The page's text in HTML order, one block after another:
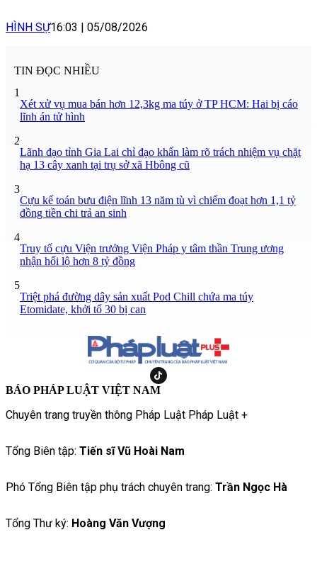
HÌNH SỰ16:03 05/08/2026
TIN ĐỌC NHIỀU
1
Xét xử vụ mua bán hơn 12,3kg ma túy ở TP HCM: Hai bị cáo
lĩnh án tử hình
2
Lãnh đạo tỉnh Gia Lai chỉ đạo khẩn làm rõ trách nhiệm vụ chặt
hạ 13 cây xanh tại trụ sở xã Hbông cũ
3
Cựu kế toán bưu điện lĩnh 13 năm tù vì chiếm đoạt hơn 1,1 tỷ
đồng tiền chi trả an sinh
4
Truy tố cựu Viện trưởng Viện Pháp y tâm thần Trung ương
nhận hối lộ hơn 8 tỷ đồng
5
Triệt phá đường dây sản xuất Pod Chill chứa ma túy
Etomidate, khởi tố 30 bị can
BÁO PHÁP LUẬT VIỆT NAM
Chuyên trang truyền thông Pháp Luật Pháp Luật +
Tổng Biên tập: Tiến sĩ Vũ Hoài Nam
Phó Tổng Biên tập phụ trách chuyên trang: Trần Ngọc Hà
Tổng Thư ký: Hoàng Văn Vượng